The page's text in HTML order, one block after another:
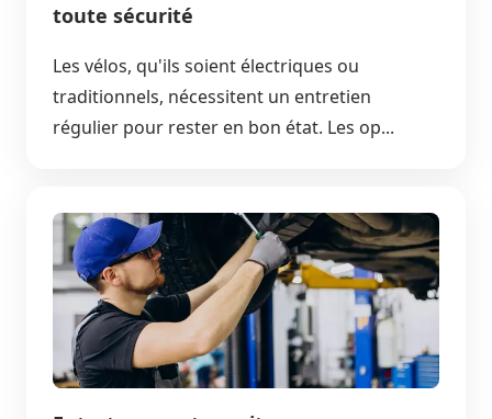
toute sécurité
Les vélos, qu'ils soient électriques ou
traditionnels, nécessitent un entretien
régulier pour rester en bon état. Les op...